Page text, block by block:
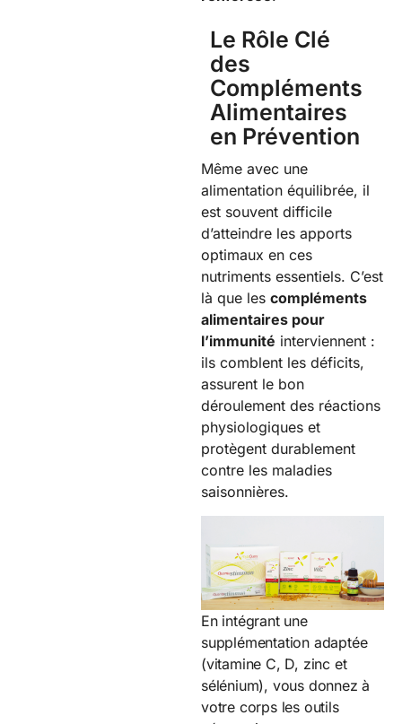
Le Rôle Clé
des
Compléments
Alimentaires
en Prévention
Même avec une
alimentation équilibrée, il
est souvent difficile
d’atteindre les apports
optimaux en ces
nutriments essentiels. C’est
là que les compléments
alimentaires pour
l’immunité interviennent :
ils comblent les déficits,
assurent le bon
déroulement des réactions
physiologiques et
protègent durablement
contre les maladies
saisonnières.
En intégrant une
supplémentation adaptée
(vitamine C, D, zinc et
sélénium), vous donnez à
votre corps les outils